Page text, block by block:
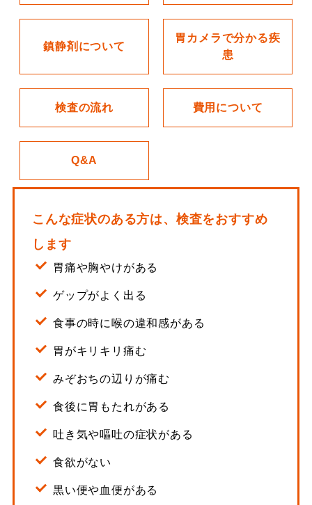
鎮静剤について
胃カメラで分かる疾
患
検査の流れ 費用について
Q&A
こんな症状のある方は、検査をおすすめ
します
胃痛や胸やけがある
ゲップがよく出る
食事の時に喉の違和感がある
胃がキリキリ痛む
みぞおちの辺りが痛む
食後に胃もたれがある
吐き気や嘔吐の症状がある
食欲がない
黒い便や血便がある